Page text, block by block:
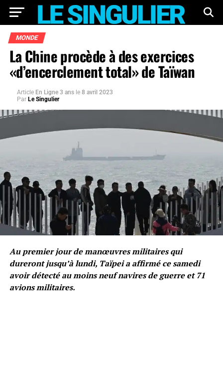
MONDE
La Chine procède à des exercices
«d’encerclement total» de Taïwan
Article En Ligne 3 ans le 8 avril 2023
Par Le Singulier
Au premier jour de manœuvres militaires qui
dureront jusqu’à lundi, Taïpei a affirmé ce samedi
avoir détecté au moins neuf navires de guerre et 71
avions militaires.